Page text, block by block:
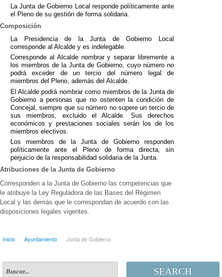
La Junta de Gobierno Local responde políticamente ante
el Pleno de su gestión de forma solidaria.
Composición
La Presidencia de la Junta de Gobierno Local
corresponde al Alcalde y es indelegable.
Corresponde al Alcalde nombrar y separar libremente a
los miembros de la Junta de Gobierno, cuyo número no
podrá exceder de un tercio del número legal de
miembros del Pleno, además del Alcalde.
El Alcalde podrá nombrar como miembros de la Junta de
Gobierno a personas que no ostenten la condición de
Concejal, siempre que su número no supere un tercio de
sus miembros, excluido el Alcalde. Sus derechos
económicos y prestaciones sociales serán los de los
miembros electivos.
Los miembros de la Junta de Gobierno responden
políticamente ante el Pleno de forma directa, sin
perjuicio de la responsabilidad solidaria de la Junta.
Atribuciones de la Junta de Gobierno
Corresponden a la Junta de Gobierno las competencias que
le atribuye la Ley Reguladora de las Bases del Régimen
Local y las demás que le correspondan de acuerdo con las
disposiciones legales vigentes.
Inicio Ayuntamiento Junta de Gobierno
SEARCH